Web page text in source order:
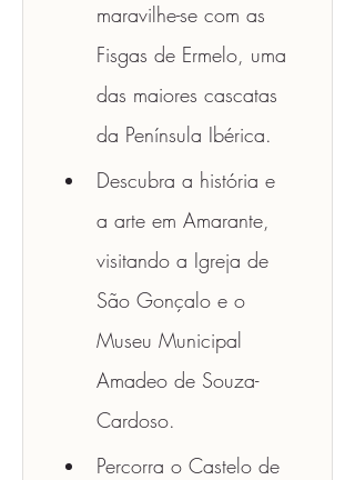
maravilhe-se com as
Fisgas de Ermelo, uma
das maiores cascatas
da Península Ibérica.
Descubra a história e
a arte em Amarante,
visitando a Igreja de
São Gonçalo e o
Museu Municipal
Amadeo de Souza-
Cardoso.
Percorra o Castelo de